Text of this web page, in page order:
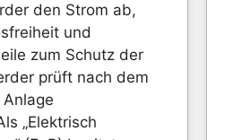
den Strom ab,
und
zum Schutz der
prüft nach dem
„Elektrisch